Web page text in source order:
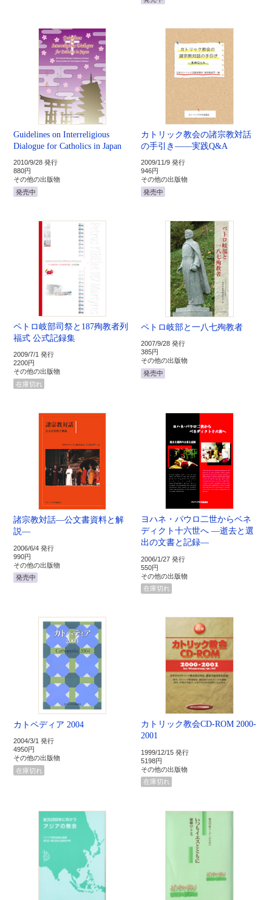
Guidelines on Interreligious
Dialogue for Catholics in Japan
2010/9/28 発行
880円
その他の出版物
発売中
カトリック教会の諸宗教対話
の手引き――実践Q&A
2009/11/9 発行
946円
その他の出版物
発売中
ペトロ岐部司祭と187殉教者列
福式 公式記録集
2009/7/1 発行
2200円
その他の出版物
在庫切れ
ペトロ岐部と一八七殉教者
2007/9/28 発行
385円
その他の出版物
発売中
諸宗教対話―公文書資料と解
説―
2006/6/4 発行
990円
その他の出版物
発売中
ヨハネ・パウロ二世からベネ
ディクト十六世へ ―逝去と選
出の文書と記録―
2006/1/27 発行
550円
その他の出版物
在庫切れ
カトペディア 2004
2004/3/1 発行
4950円
その他の出版物
在庫切れ
カトリック教会CD-ROM 2000-
2001
1999/12/15 発行
5198円
その他の出版物
在庫切れ